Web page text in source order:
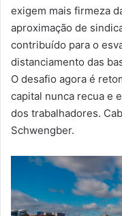
exigem mais firmeza
aproximação de
contribuído para o
distanciamento das
O desafio agora é
capital nunca recua e
dos trabalhadores.
Schwengber.